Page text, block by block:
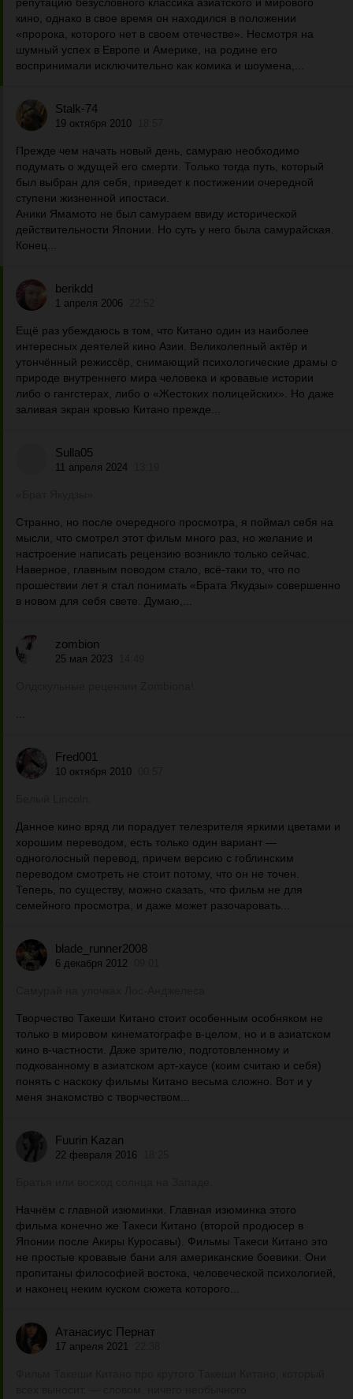
кино, однако в свое время он находился в положении
«пророка, которого нет в своем отечестве». Несмотря на
шумный успех в Европе и Америке, на родине его
воспринимали исключительно как комика и шоумена,...
Stalk-74
19 октября 2010
Прежде чем начать новый день, самураю необходимо
подумать о ждущей его смерти. Только тогда путь, который
был выбран для себя, приведет к постижении очередной
ступени жизненной ипостаси.
Аники Ямамото не был самураем ввиду исторической
действительности Японии. Но суть у него была самурайская.
Конец...
berikdd
1 апреля 2006
Ещё раз убеждаюсь в том, что Китано один из наиболее
интересных деятелей кино Азии. Великолепный актёр и
утончённый режиссёр, снимающий психологические драмы о
природе внутреннего мира человека и кровавые истории
либо о гангстерах, либо о «Жестоких полицейских». Но даже
заливая экран кровью Китано прежде...
Sulla05
11 апреля 2024
Странно, но после очередного просмотра, я поймал себя на
мысли, что смотрел этот фильм много раз, но желание и
настроение написать рецензию возникло только сейчас.
Наверное, главным поводом стало, всё-таки то, что по
прошествии лет я стал понимать «Брата Якудзы» совершенно
в новом для себя свете. Думаю,...
zombion
25 мая 2023
Fred001
10 октября 2010
Данное кино вряд ли порадует телезрителя яркими цветами и
хорошим переводом, есть только один вариант —
одноголосный перевод, причем версию с гоблинским
переводом смотреть не стоит потому, что он не точен.
Теперь, по существу, можно сказать, что фильм не для
семейного просмотра, и даже может разочаровать...
blade_runner2008
6 декабря 2012
Творчество Такеши Китано стоит особенным особняком не
только в мировом кинематографе в-целом, но и в азиатском
кино в-частности. Даже зрителю, подготовленному и
подкованному в азиатском арт-хаусе (коим считаю и себя)
понять с наскоку фильмы Китано весьма сложно. Вот и у
меня знакомство с творчеством...
Fuurin Kazan
22 февраля 2016
Начнём с главной изюминки. Главная изюминка этого
фильма конечно же Такеси Китано (второй продюсер в
Японии после Акиры Куросавы). Фильмы Такеси Китано это
не простые кровавые бани аля американские боевики. Они
пропитаны философией востока, человеческой психологией,
и наконец неким куском сюжета которого...
Атанасиус Пернат
17 апреля 2021